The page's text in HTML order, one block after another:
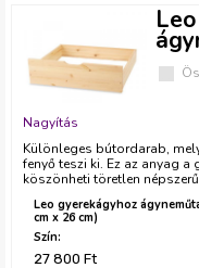
Nagyítás
Különleges bútordarab,
fenyő teszi ki. Ez az anyag a
köszönheti töretlen
Leo gyerekágyhoz
cm x 26 cm)
27 800 Ft